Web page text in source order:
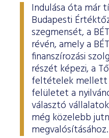
Indulása óta már
Budapesti
szegmensét, a
révén, amely a
finanszírozási
részét képezi, a
feltételek mellett
felületet a
választó
még közelebb
megvalósításához.